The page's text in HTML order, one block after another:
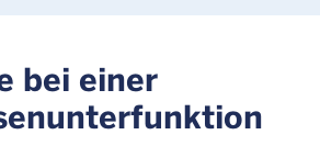
bei einer